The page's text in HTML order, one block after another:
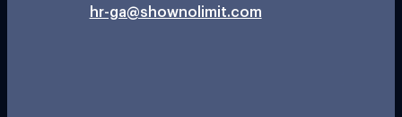
hr-ga@shownolimit.com